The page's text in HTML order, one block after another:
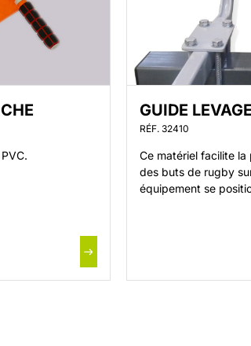
GUIDE
RÉF. 32410
Ce matériel facilite
des buts de rugby
équipement se
marque et du